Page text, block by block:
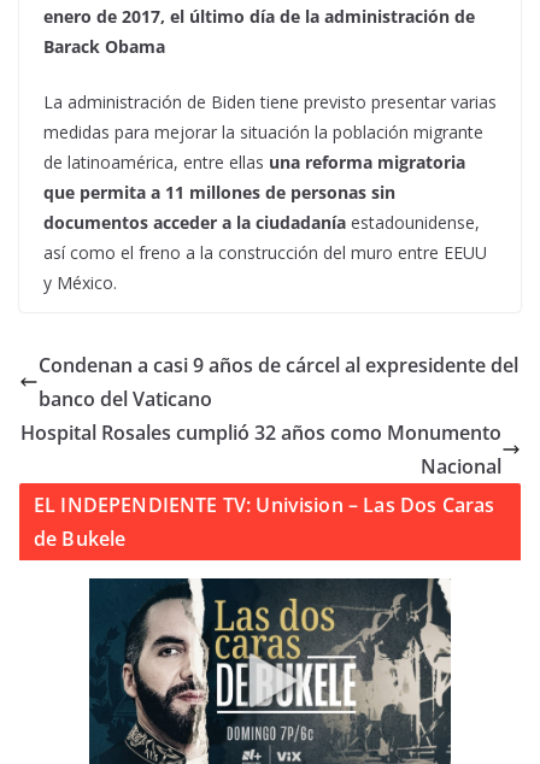
enero de 2017, el último día de la administración de
Barack Obama
La administración de Biden tiene previsto presentar varias
medidas para mejorar la situación la población migrante
de latinoamérica, entre ellas una reforma migratoria
que permita a 11 millones de personas sin
documentos acceder a la ciudadanía estadounidense,
así como el freno a la construcción del muro entre EEUU
y México.
Condenan a casi 9 años de cárcel al expresidente del
banco del Vaticano
Hospital Rosales cumplió 32 años como Monumento
Nacional
EL INDEPENDIENTE TV: Univision – Las Dos Caras
de Bukele